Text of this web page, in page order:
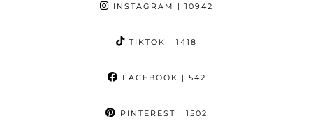
INSTAGRAM | 10942
TIKTOK | 1418
FACEBOOK | 542
PINTEREST | 1502